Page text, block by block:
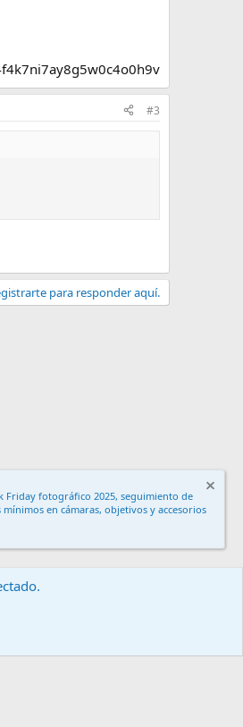
#3
para responder aquí.
Friday fotográfico 2025, seguimiento de
mínimos en cámaras, objetivos y accesorios